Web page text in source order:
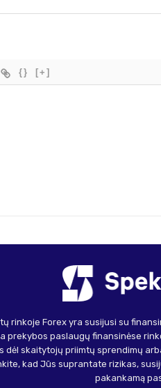
{} [+]
rinkoje Forex yra susijusi su
prekybos paslaugų finansinėse
dėl skaitytojų priimtų sprendimų
kad Jūs suprantate rizikas,
pakankamą